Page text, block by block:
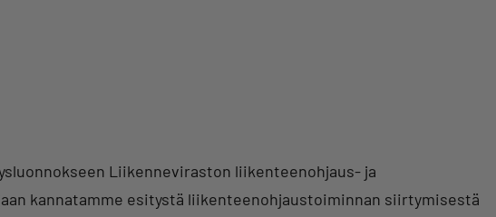
Liikenneviraston liikenteenohjaus- ja
kannatamme esitystä liikenteenohjaustoiminnan siirtymisestä